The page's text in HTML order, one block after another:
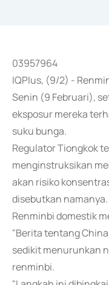
03957964
IQPlus, (9/2) -
Senin (9 Februari),
eksposur mereka
suku bunga.
Regulator Tiongkok
menginstruksikan
akan risiko
disebutkan namanya.
Renminbi domestik
"Berita tentang
sedikit menurunkan
renminbi.